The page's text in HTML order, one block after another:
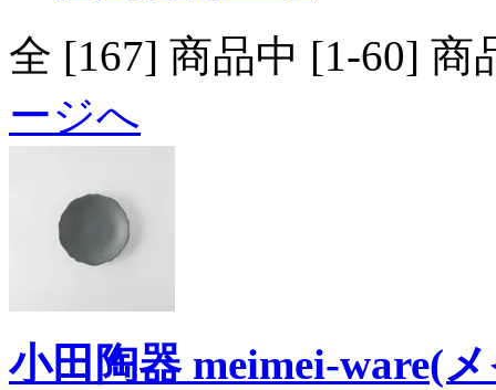
全 [167] 商品中 [1-60]
ージへ
小田陶器 meimei-ware(